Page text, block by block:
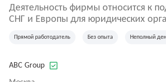
Деятельность фирмы относится к
СНГ и Европы для юридических
Прямой работодатель Без опыта Неполный
ABC Group